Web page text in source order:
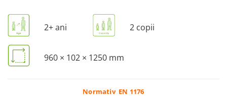
Carusele
Tobogane pentru copii
Nisipiere pentru copii
Căsuțe de joacă
Table pentru desen
2+ ani 2 copii
960 × 102 × 1250 mm
Normativ EN 1176